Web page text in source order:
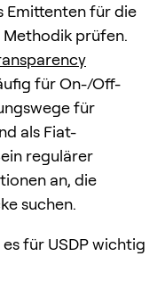
Emittenten für die
prüfen.
für On-/Off-
für
als Fiat-
regulärer
an, die
suchen.
für USDP wichtig